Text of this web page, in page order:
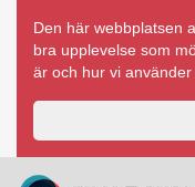
innehåll
Den här webbplatsen
bra upplevelse som
är och hur vi använder